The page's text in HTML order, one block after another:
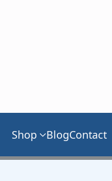
Shop BlogContact